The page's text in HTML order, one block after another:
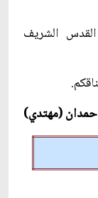
الشريف
(مهتدي)